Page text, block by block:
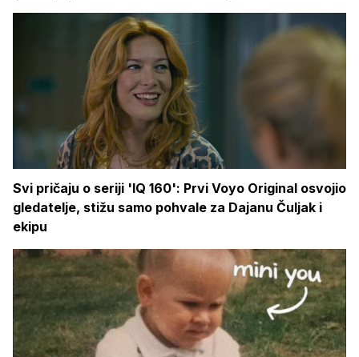
Svi pričaju o seriji 'IQ 160': Prvi Voyo Original osvojio
gledatelje, stižu samo pohvale za Dajanu Čuljak i
ekipu